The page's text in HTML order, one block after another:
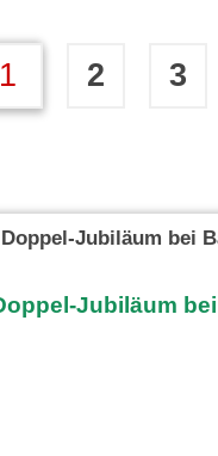
1 2 3
Doppel-Jubiläum bei